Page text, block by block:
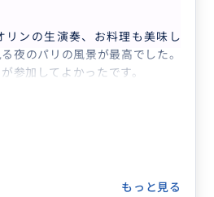
リンの生演奏、お料理も美味し
夜のパリの風景が最高でした。
参加してよかったです。
もっと見る